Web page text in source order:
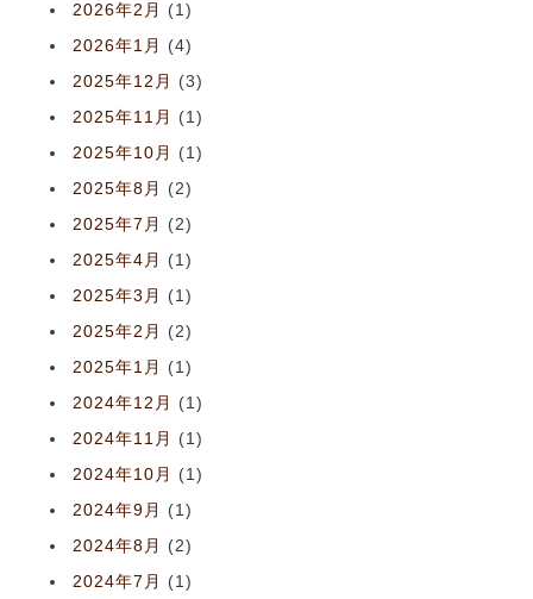
2026年2月
(1)
2026年1月
(4)
2025年12月
(3)
2025年11月
(1)
2025年10月
(1)
2025年8月
(2)
2025年7月
(2)
2025年4月
(1)
2025年3月
(1)
2025年2月
(2)
2025年1月
(1)
2024年12月
(1)
2024年11月
(1)
2024年10月
(1)
2024年9月
(1)
2024年8月
(2)
2024年7月
(1)